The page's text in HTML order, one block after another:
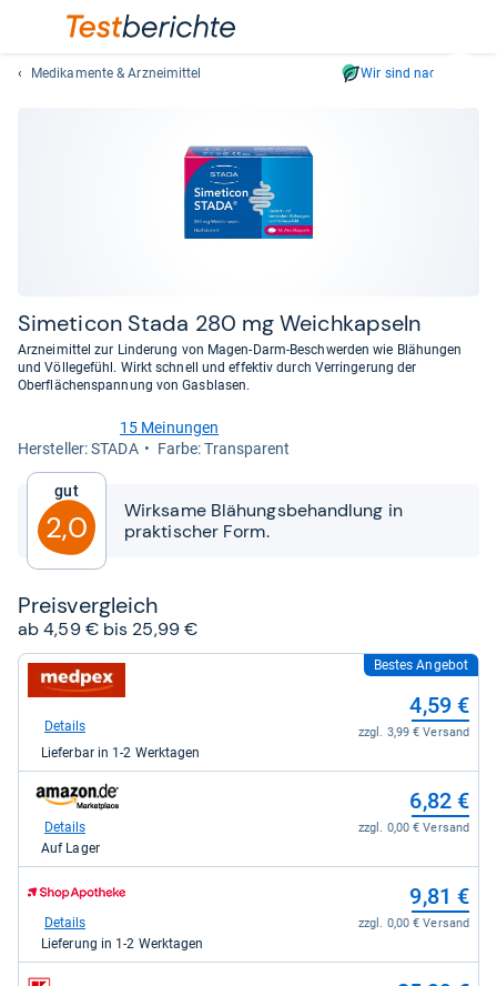
lassen
Medikamente & Arzneimittel Wir sind nachhaltig
Sime­ti­con Stada 280 mg Weich­kap­seln
Arzneimittel zur Linderung von Magen-Darm-Beschwerden wie Blähungen
und Völlegefühl. Wirkt schnell und effektiv durch Verringerung der
Oberflächenspannung von Gasblasen.
von
Sternen
15 Meinungen
Her­stel­ler: STADA
Farbe: Transparent
Gut
2,0
Wirksame Blähungsbehandlung in
praktischer Form.
Preis­ver­gleich
ab 4,59 € bis 25,99 €
zum
Shop:
medpex
4,59
kaufen.
Bestes Angebot
4,59 €
zzgl. 3,99 € Versand
Details
Lieferbar in 1-2 Werktagen
zum
Shop:
Amazon.de
kaufen.
6,82 €
zzgl. 0,00 € Versand
Details
Auf Lager
zum
Shop:
Shop
9,81 €
zzgl. 0,00 € Versand
Details
Lieferung in 1-2 Werktagen
zum